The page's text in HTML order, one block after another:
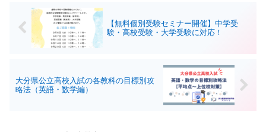
【無料個別受験セミナー開催】中学受
験・高校受験・大学受験に対応！
大分県公立高校入試の各教科の目標別攻
略法（英語・数学編）